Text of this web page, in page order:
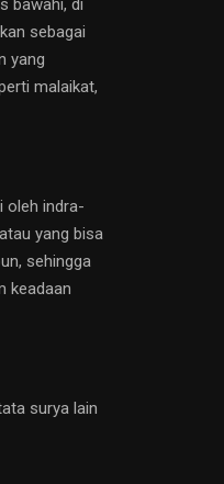
sebagai
yang
malaikat,
oleh indra-
yang bisa
sehingga
keadaan
surya lain